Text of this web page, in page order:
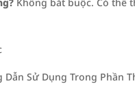
Dẫn Sử Dụng Trong Phần